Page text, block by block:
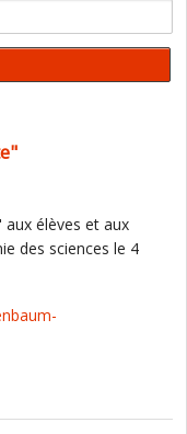
élèves et aux
des sciences le 4